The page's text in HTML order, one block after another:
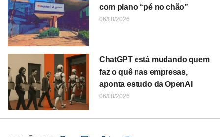
com plano “pé no chão”
06/08/2026
ChatGPT está mudando quem
faz o quê nas empresas,
aponta estudo da OpenAI
06/08/2026